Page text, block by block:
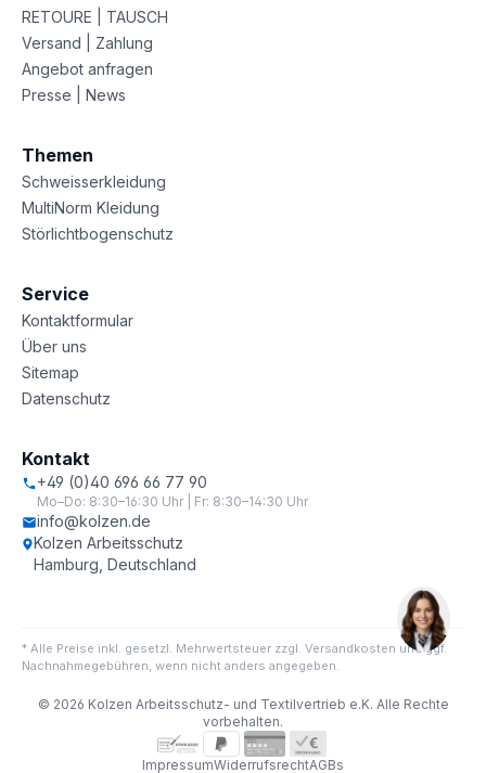
RETOURE | TAUSCH
Versand | Zahlung
Angebot anfragen
Presse | News
Themen
Schweisserkleidung
MultiNorm Kleidung
Störlichtbogenschutz
Service
Kontaktformular
Über uns
Sitemap
Datenschutz
Kontakt
+49 (0)40 696 66 77 90
Mo–Do: 8:30–16:30 Uhr | Fr: 8:30–14:30 Uhr
info@kolzen.de
Kolzen Arbeitsschutz
Hamburg, Deutschland
* Alle Preise inkl. gesetzl. Mehrwertsteuer zzgl. Versandkosten und ggf.
Nachnahmegebühren, wenn nicht anders angegeben.
© 2026 Kolzen Arbeitsschutz- und Textilvertrieb e.K. Alle Rechte
vorbehalten.
ImpressumWiderrufsrechtAGBs